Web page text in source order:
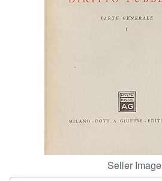
CLOSE
Seller Image